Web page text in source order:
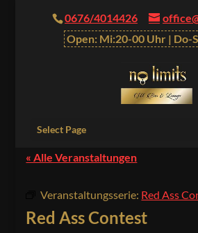
0676/4014426
Open: Mi:20-00 Uhr | Do-
Select Page
« Alle Veranstaltungen
Veranstaltungsserie: Red Ass
Red Ass Contest